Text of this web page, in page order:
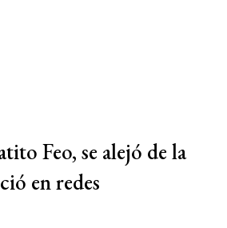
Feo, se alejó de la
en redes